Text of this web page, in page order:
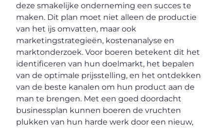
deze smakelijke onderneming een succes te
maken. Dit plan moet niet alleen de productie
van het ijs omvatten, maar ook
marketingstrategieën, kostenanalyse en
marktonderzoek. Voor boeren betekent dit het
identificeren van hun doelmarkt, het bepalen
van de optimale prijsstelling, en het ontdekken
van de beste kanalen om hun product aan de
man te brengen. Met een goed doordacht
businessplan kunnen boeren de vruchten
plukken van hun harde werk door een nieuw,